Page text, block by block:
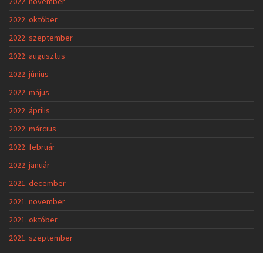
2022. október
2022. szeptember
2022. augusztus
2022. június
2022. május
2022. április
2022. március
2022. február
2022. január
2021. december
2021. november
2021. október
2021. szeptember